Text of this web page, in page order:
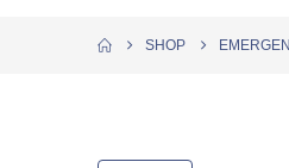
SHOP